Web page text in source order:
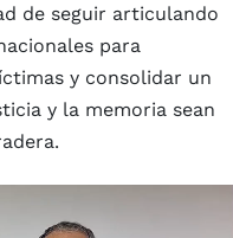
de seguir articulando
para
y consolidar un
y la memoria sean